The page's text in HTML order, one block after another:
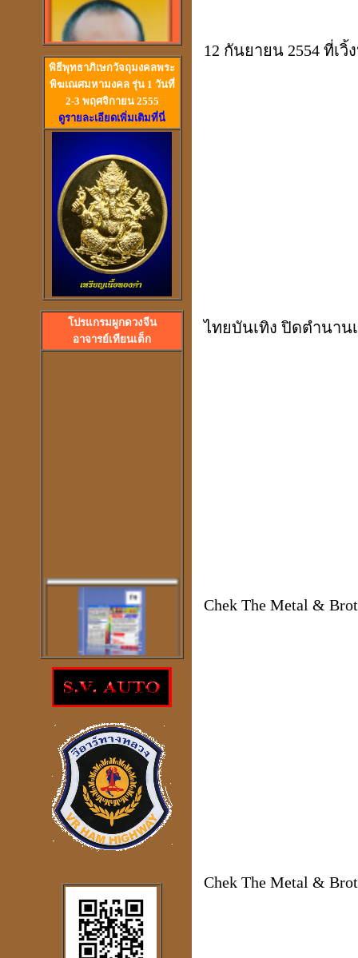
วัดสวนหงส์ สุพรรณบุรี
ลวงพ่อปลื้ม วัดสวนหงส
พระอาจารย์ปุ้ม วัดศาลาแดง
พิธีพุทธาภิเษกวัจถุมงคลพระ
พิฆเณศมหามงคล รุ่น 1 วันที่
2-3 พฤศจิกายน 2555
ดูรายละเอียดเพิ่มเติมที่นี่
โปรแกรมผูกดวงจีน
อาจารย์เทียนเต็ก
โปรแกรม
ราคา 300บาท
โปรแกรมดูดวงจีน2ภาษา
windows mobile
โปรแกรมดวงจีน
12 กันยายน 2554 ที่เวิ้
ไทยบันเทิง ปิดตำนาน
Chek The Metal &
Chek The Metal &